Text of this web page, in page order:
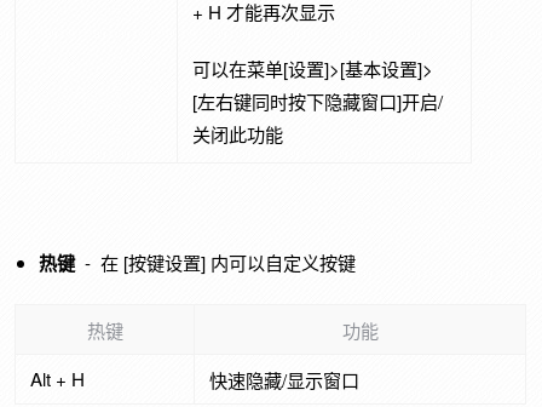
+ H 才能再次显示
可以在菜单[设置]>[基本设置]>
[左右键同时按下隐藏窗口]开启/
关闭此功能
热键- 在 [按键设置] 内可以自定义按键
热键
功能
Alt + H
快速隐藏/显示窗口